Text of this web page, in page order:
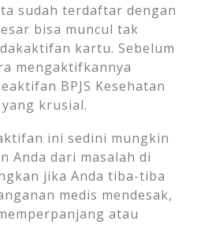
sudah terdaftar dengan
bisa muncul tak
kartu. Sebelum
mengaktifkannya
BPJS Kesehatan
krusial.
ini sedini mungkin
Anda dari masalah di
jika Anda tiba-tiba
medis mendesak,
atau